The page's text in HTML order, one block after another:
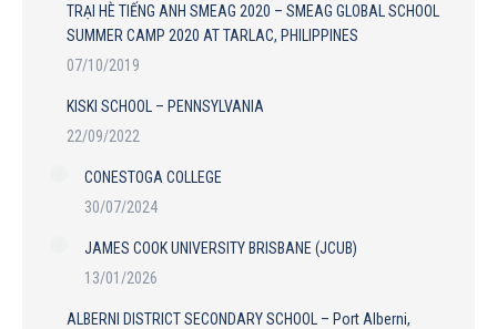
TRẠI HÈ TIẾNG ANH SMEAG 2020 – SMEAG GLOBAL SCHOOL
SUMMER CAMP 2020 AT TARLAC, PHILIPPINES
07/10/2019
KISKI SCHOOL – PENNSYLVANIA
22/09/2022
CONESTOGA COLLEGE
30/07/2024
JAMES COOK UNIVERSITY BRISBANE (JCUB)
13/01/2026
ALBERNI DISTRICT SECONDARY SCHOOL – Port Alberni,